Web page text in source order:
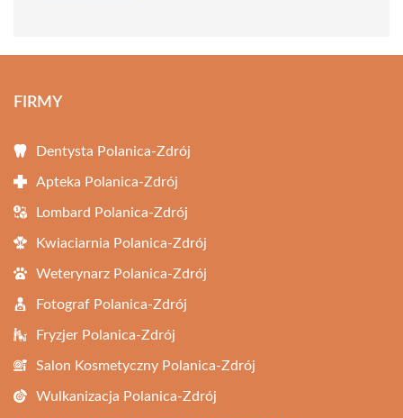
FIRMY
Dentysta Polanica-Zdrój
Apteka Polanica-Zdrój
Lombard Polanica-Zdrój
Kwiaciarnia Polanica-Zdrój
Weterynarz Polanica-Zdrój
Fotograf Polanica-Zdrój
Fryzjer Polanica-Zdrój
Salon Kosmetyczny Polanica-Zdrój
Wulkanizacja Polanica-Zdrój